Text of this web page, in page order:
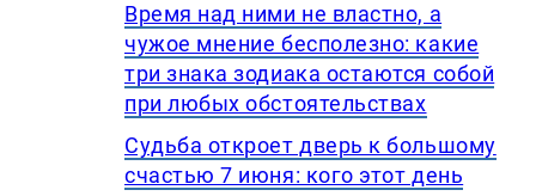
Время над ними не властно, а
чужое мнение бесполезно: какие
три знака зодиака остаются собой
при любых обстоятельствах
Судьба откроет дверь к большому
счастью 7 июня: кого этот день